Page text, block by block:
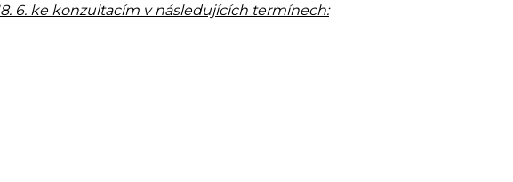
6. ke konzultacím v následujících termínech:
VI. A
VI. B
VI. C
VII. A